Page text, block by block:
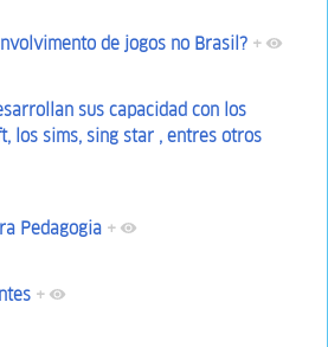
de jogos no Brasil? +
sus capacidad con los
los sims, sing star , entres otros
Pedagogia +
+